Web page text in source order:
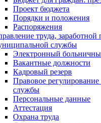
Проект бюджета
Порядки и положения
Распоряжения
труда, заработной
службы
Электронный
Вакантные должности
Кадровый резерв
Правовое
службы
Персональные данные
Аттестация
Охрана труда